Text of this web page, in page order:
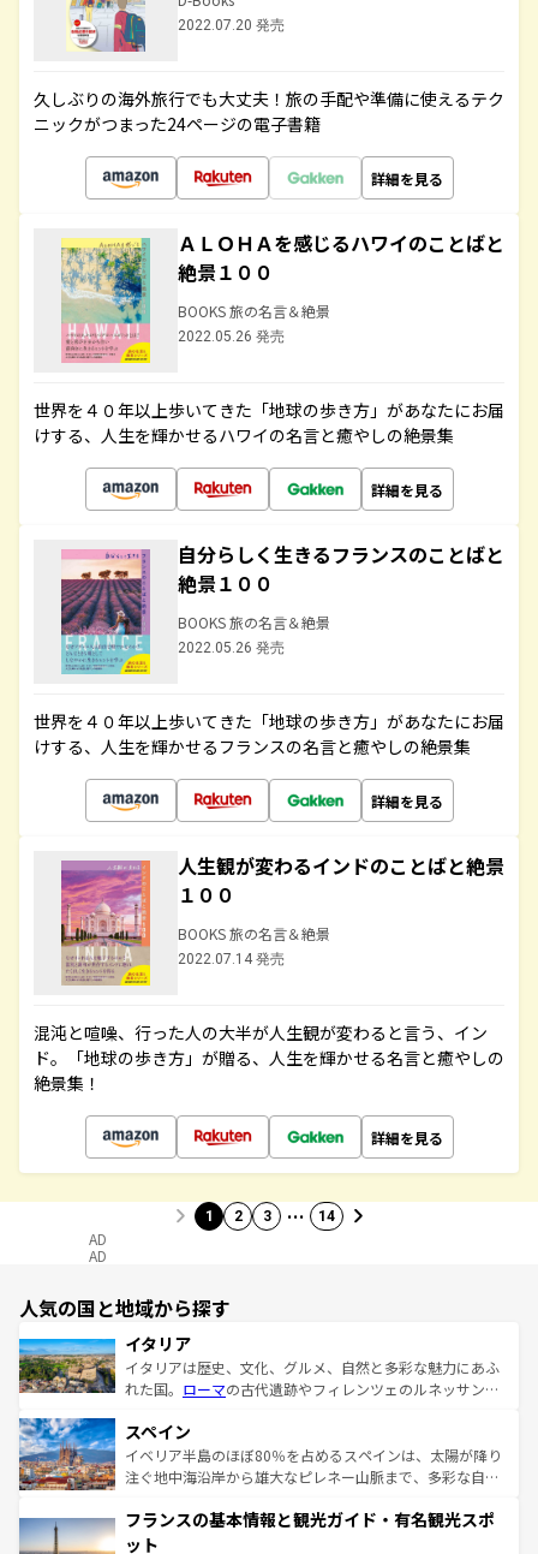
2022.07.20 発売
久しぶりの海外旅行でも大丈夫！旅の手配や準備に使えるテク
ニックがつまった24ページの電子書籍
詳細を見る
ＡＬＯＨＡを感じるハワイのことばと
絶景１００
BOOKS 旅の名言＆絶景
2022.05.26 発売
世界を４０年以上歩いてきた「地球の歩き方」があなたにお届
けする、人生を輝かせるハワイの名言と癒やしの絶景集
詳細を見る
自分らしく生きるフランスのことばと
絶景１００
BOOKS 旅の名言＆絶景
2022.05.26 発売
世界を４０年以上歩いてきた「地球の歩き方」があなたにお届
けする、人生を輝かせるフランスの名言と癒やしの絶景集
詳細を見る
人生観が変わるインドのことばと絶景
１００
BOOKS 旅の名言＆絶景
2022.07.14 発売
混沌と喧噪、行った人の大半が人生観が変わると言う、イン
ド。「地球の歩き方」が贈る、人生を輝かせる名言と癒やしの
絶景集！
詳細を見る
1 2 3 … 14
AD
AD
人気の国と地域から探す
イタリア
イタリアは歴史、文化、グルメ、自然と多彩な魅力にあふ
れた国。 ローマの古代遺跡やフィレンツェのルネッサンス
ろん、トスカーナの美しい田園風景やアマルフィ海岸の絶
景など、自然景観も見逃せない。観光の合間には、本場の
ピザやパスタなど、絶品のイタリア料理を堪能することも
ませてくれるイタリアで、忘れられない旅をしてみよう！
なお、新着のイタリア情報は
スペイン
イベリア半島のほぼ80％を占めるスペインは、太陽が降り
注ぐ地中海沿岸から雄大なピレネー山脈まで、多彩な自然
文化が根付くこの国では、情熱的なフラメンコ、熱気あふ
れる闘牛、そして美味しいタパスが生活の一部となってい
フランスの基本情報と観光ガイド・有名観光スポ
ット